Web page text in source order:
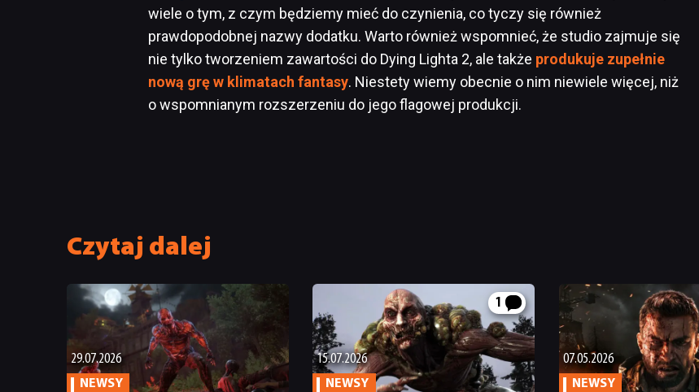
wiele o tym, z czym będziemy mieć do czynienia, co tyczy się również
prawdopodobnej nazwy dodatku. Warto również wspomnieć, że studio zajmuje się
nie tylko tworzeniem zawartości do Dying Lighta 2, ale także produkuje zupełnie
nową grę w klimatach fantasy. Niestety wiemy obecnie o nim niewiele więcej, niż
o wspomnianym rozszerzeniu do jego flagowej produkcji.
Czytaj dalej
29.07.2026
NEWSY
1
15.07.2026
NEWSY
07.05.2026
NEWSY